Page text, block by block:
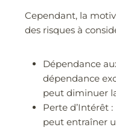
Cependant, la
des risques à
Dépendance
dépendance
peut diminuer
Perte d’Intérêt :
peut entraîner